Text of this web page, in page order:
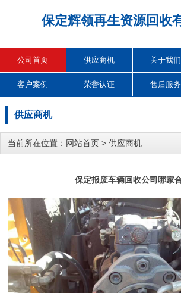
保定辉领再生资源回收
公司首页 供应商机 关于我们
客户案例 荣誉认证 售后服务
供应商机
当前所在位置： 网站首页 > 供应商机
保定报废车辆回收公司哪家